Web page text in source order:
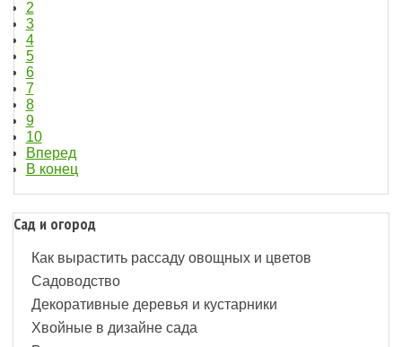
2
3
4
5
6
7
8
9
10
Вперед
В конец
Сад и огород
Как вырастить рассаду овощных и цветов
Садоводство
Декоративные деревья и кустарники
Хвойные в дизайне сада